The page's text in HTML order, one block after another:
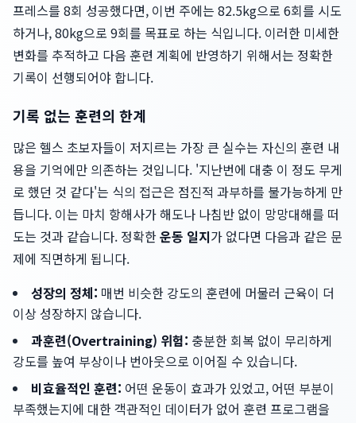
프레스를 8회 성공했다면, 이번 주에는 82.5kg으로 6회를 시도
하거나, 80kg으로 9회를 목표로 하는 식입니다. 이러한 미세한
변화를 추적하고 다음 훈련 계획에 반영하기 위해서는 정확한
기록이 선행되어야 합니다.
기록 없는 훈련의 한계
많은 헬스 초보자들이 저지르는 가장 큰 실수는 자신의 훈련 내
용을 기억에만 의존하는 것입니다. '지난번에 대충 이 정도 무게
로 했던 것 같다'는 식의 접근은 점진적 과부하를 불가능하게 만
듭니다. 이는 마치 항해사가 해도나 나침반 없이 망망대해를 떠
도는 것과 같습니다. 정확한운동 일지가 없다면 다음과 같은 문
제에 직면하게 됩니다.
성장의 정체: 매번 비슷한 강도의 훈련에 머물러 근육이 더
이상 성장하지 않습니다.
과훈련(Overtraining) 위험: 충분한 회복 없이 무리하게
강도를 높여 부상이나 번아웃으로 이어질 수 있습니다.
비효율적인 훈련: 어떤 운동이 효과가 있었고, 어떤 부분이
부족했는지에 대한 객관적인 데이터가 없어 훈련 프로그램을